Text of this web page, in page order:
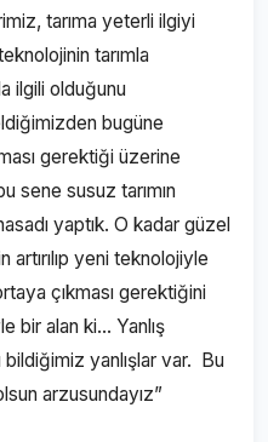
tarıma yeterli ilgiyi
tarımla
ilgili olduğunu
bugüne
gerektiği üzerine
sene susuz tarımın
yaptık. O kadar güzel
artırılıp yeni teknolojiyle
çıkması gerektiğini
bir alan ki… Yanlış
yanlışlar var. Bu
arzusundayız”